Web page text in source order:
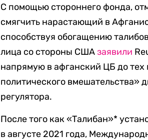
С помощью стороннего фонда,
смягчить нарастающий в
способствуя обогащению
лица со стороны СШАзаявили
напрямую в афганский ЦБ до тех
политического вмешательства»
регулятора.
После того как «Талибан»*
в августе 2021 года,